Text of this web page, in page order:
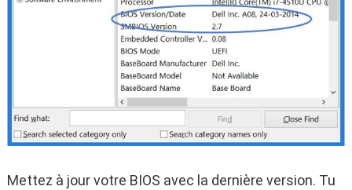
Mettez à jour votre BIOS avec la dernière version. Tu